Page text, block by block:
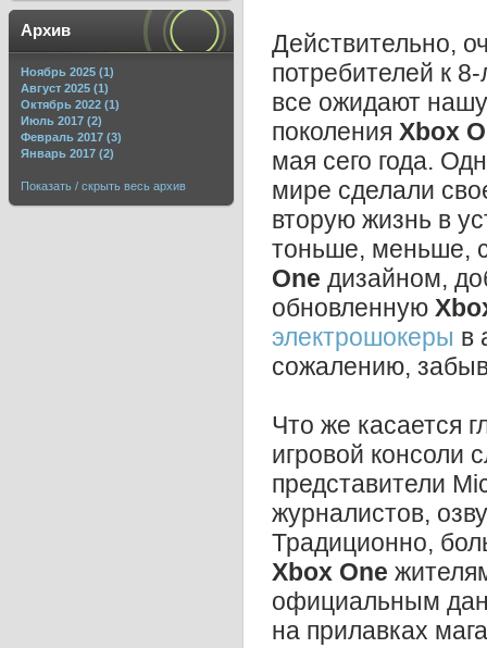
Действительно,
потребителей к
все ожидают
поколения Xbox
мая сего года.
мире сделали
вторую жизнь в
тоньше, меньше,
One дизайном,
обновленную
электрошокеры в
сожалению,
Что же касается
игровой консоли
представители
журналистов,
Традиционно,
Xbox One
официальным
на прилавках
Архив
Ноябрь 2025 (1)
Август 2025 (1)
Октябрь 2022 (1)
Июль 2017 (2)
Февраль 2017 (3)
Январь 2017 (2)
Показать / скрыть весь архив